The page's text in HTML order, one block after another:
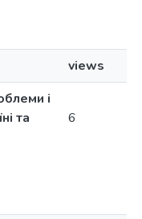
views
і
та
6